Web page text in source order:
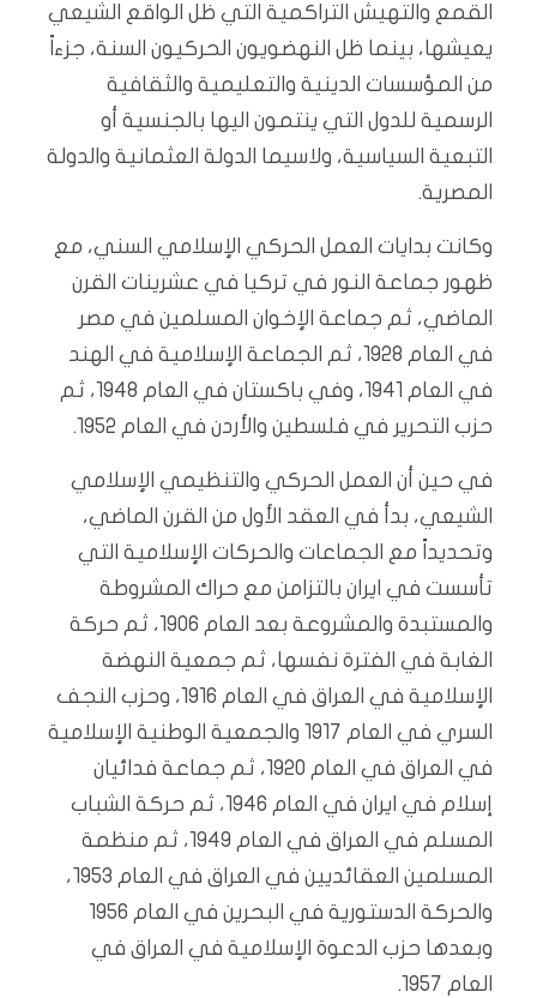
القمع والتهيش التراكمية التي ظل الواقع الشيعي
يعيشها، بينما ظل النهضويون الحركيون السنة، جزءاً
من المؤسسات الدينية والتعليمية والثقافية
الرسمية للدول التي ينتمون اليها بالجنسية أو
التبعية السياسية، ولاسيما الدولة العثمانية والدولة
المصرية.
وكانت بدايات العمل الحركي الإسلامي السني، مع
ظهور جماعة النور في تركيا في عشرينات القرن
الماضي، ثم جماعة الإخوان المسلمين في مصر
في العام 1928، ثم الجماعة الإسلامية في الهند
في العام 1941، وفي باكستان في العام 1948، ثم
حزب التحرير في فلسطين والأردن في العام 1952.
في حين أن العمل الحركي والتنظيمي الإسلامي
الشيعي، بدأ في العقد الأول من القرن الماضي،
وتحديداً مع الجماعات والحركات الإسلامية التي
تأسست في ايران بالتزامن مع حراك المشروطة
والمستبدة والمشروعة بعد العام 1906، ثم حركة
الغابة في الفترة نفسها، ثم جمعية النهضة
الإسلامية في العراق في العام 1916، وحزب النجف
السري في العام 1917 والجمعية الوطنية الإسلامية
في العراق في العام 1920، ثم جماعة فدائيان
إسلام في ايران في العام 1946، ثم حركة الشباب
المسلم في العراق في العام 1949، ثم منظمة
المسلمين العقائديين في العراق في العام ١٩٥٣،
والحركة الدستورية في البحرين في العام 1956
وبعدها حزب الدعوة الإسلامية في العراق في
العام 1957.